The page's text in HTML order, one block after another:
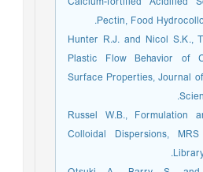
Pectin, Food
6. Hunter R.J. and Nicol
Plastic Flow Behavior of
Surface Properties, Journal
7. Russel W.B.,
Colloidal Dispersions,